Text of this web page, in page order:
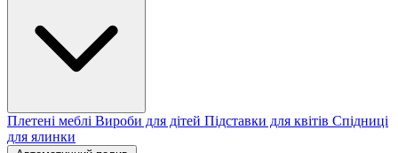
Плетені меблі Вироби для дітей Підставки для квітів Спідниці
для ялинки